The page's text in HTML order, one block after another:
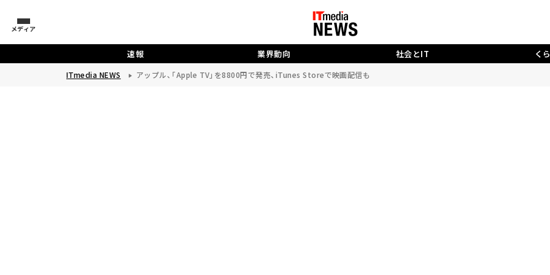
メディア
速報 業界動向 社会とIT く
ITmedia NEWS アップル、「Apple TV」を8800円で発売、iTunes Storeで映画配信も